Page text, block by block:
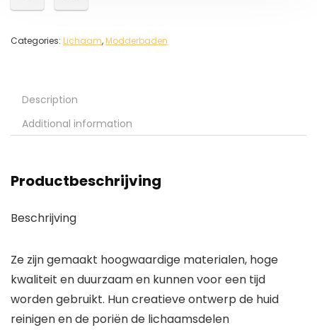
Categories: Lichaam, Modderbaden
Description
Additional information
Productbeschrijving
Beschrijving
Ze zijn gemaakt hoogwaardige materialen, hoge
kwaliteit en duurzaam en kunnen voor een tijd
worden gebruikt. Hun creatieve ontwerp de huid
reinigen en de poriën de lichaamsdelen